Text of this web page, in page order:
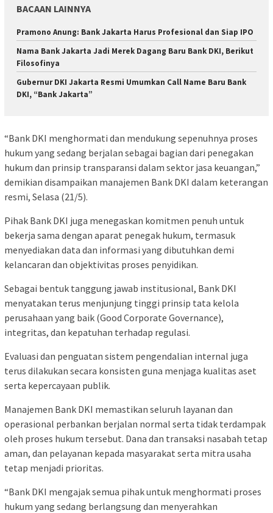
BACAAN LAINNYA
Pramono Anung: Bank Jakarta Harus Profesional dan Siap IPO
Nama Bank Jakarta Jadi Merek Dagang Baru Bank DKI, Berikut
Filosofinya
Gubernur DKI Jakarta Resmi Umumkan Call Name Baru Bank
DKI, “Bank Jakarta”
“Bank DKI menghormati dan mendukung sepenuhnya proses
hukum yang sedang berjalan sebagai bagian dari penegakan
hukum dan prinsip transparansi dalam sektor jasa keuangan,”
demikian disampaikan manajemen Bank DKI dalam keterangan
resmi, Selasa (21/5).
Pihak Bank DKI juga menegaskan komitmen penuh untuk
bekerja sama dengan aparat penegak hukum, termasuk
menyediakan data dan informasi yang dibutuhkan demi
kelancaran dan objektivitas proses penyidikan.
Sebagai bentuk tanggung jawab institusional, Bank DKI
menyatakan terus menjunjung tinggi prinsip tata kelola
perusahaan yang baik (Good Corporate Governance),
integritas, dan kepatuhan terhadap regulasi.
Evaluasi dan penguatan sistem pengendalian internal juga
terus dilakukan secara konsisten guna menjaga kualitas aset
serta kepercayaan publik.
Manajemen Bank DKI memastikan seluruh layanan dan
operasional perbankan berjalan normal serta tidak terdampak
oleh proses hukum tersebut. Dana dan transaksi nasabah tetap
aman, dan pelayanan kepada masyarakat serta mitra usaha
tetap menjadi prioritas.
“Bank DKI mengajak semua pihak untuk menghormati proses
hukum yang sedang berlangsung dan menyerahkan